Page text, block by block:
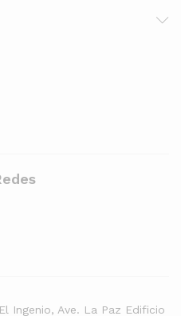
Ingenio, Ave. La Paz Edificio